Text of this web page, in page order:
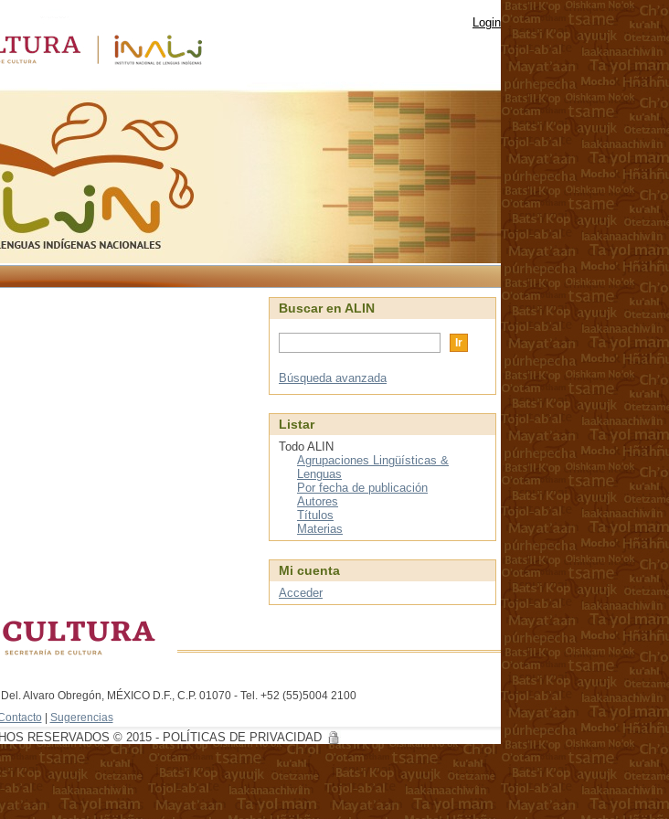
Login
Buscar en ALIN
Búsqueda avanzada
Listar
Todo ALIN
Agrupaciones Lingüísticas &
Lenguas
Por fecha de publicación
Autores
Títulos
Materias
Mi cuenta
Acceder
Alvaro Obregón, MÉXICO D.F., C.P. 01070 - Tel. +52 (55)5004 2100
| Sugerencias
RESERVADOS © 2015 - POLÍTICAS DE PRIVACIDAD